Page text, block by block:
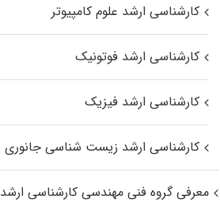
کارشناسی ارشد علوم کامپیوتر
کارشناسی ارشد فوتونیک
کارشناسی ارشد فیزیک
کارشناسی ارشد زیست‌ شناسی جانوری
معرفی گروه فنی مهندسی کارشناسی ارشد